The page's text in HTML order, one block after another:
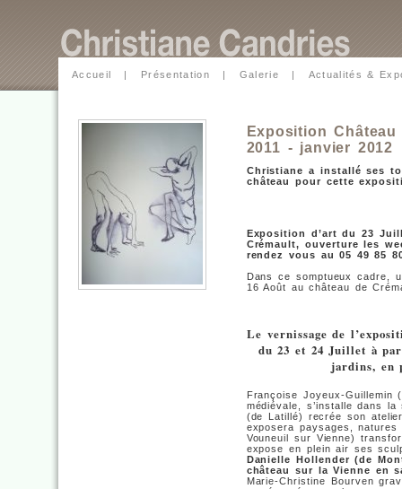
Accueil | Présentation | Galerie | Actualités &
Exposition
2011 - janvier 2012
Christiane a installé ses
château pour cette
Exposition d’art du 23
Crémault, ouverture les
rendez vous au 05 49 85
Dans ce somptueux cadre,
16 Août au château de
Le vernissage de
du 23 et 24 Juillet à
jardins, en
Françoise Joyeux-
médiévale, s’installe dans
(de Latillé) recrée son
exposera paysages,
Vouneuil sur Vienne)
expose en plein air ses
Danielle Hollender (de
château sur la Vienne en
Marie-Christine Bourven